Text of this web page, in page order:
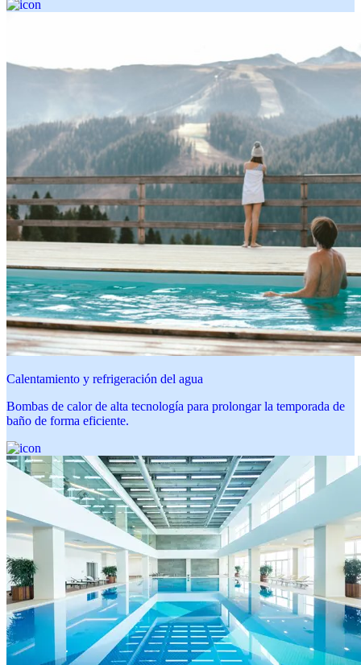
Calentamiento y refrigeración del agua
Bombas de calor de alta tecnología para prolongar la temporada de
baño de forma eficiente.